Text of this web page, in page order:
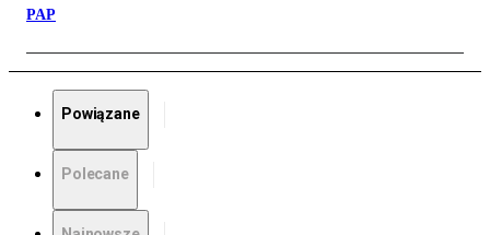
PAP
Powiązane
Polecane